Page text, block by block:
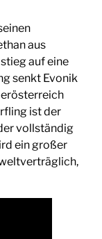
aus
auf eine
senkt Evonik
ist der
vollständig
ein großer